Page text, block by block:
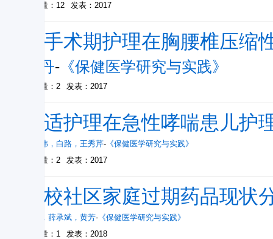
被引量：12
发表：2017
围手术期护理在胸腰椎压缩
聂丹- 《保健医学研究与实践》
被引量：2 发表：2017
舒适护理在急性哮喘患儿护
延洪伟 ， 白路 ， 王秀芹- 《保健医学研究与实践》
被引量：2
发表：2017
高校社区家庭过期药品现状
， 薛承斌 ， 黄芳- 《保健医学研究与实践》
被引量：1
发表：2018